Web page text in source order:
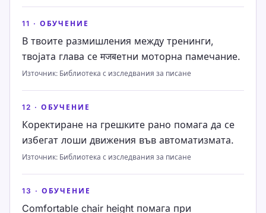
11 · ОБУЧЕНИЕ
В твоите размишления между тренинги,
твојата глава се मजबетни моторна памечание.
Източник: Библиотека с изследвания за писане
12 · ОБУЧЕНИЕ
Коректиране на грешките рано помага да се
избегат лоши движения във автоматизмата.
Източник: Библиотека с изследвания за писане
13 · ОБУЧЕНИЕ
Comfortable chair height помага при